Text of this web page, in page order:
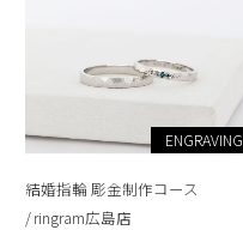
ENGRAVING
結婚指輪 彫金制作コース
ringram広島店